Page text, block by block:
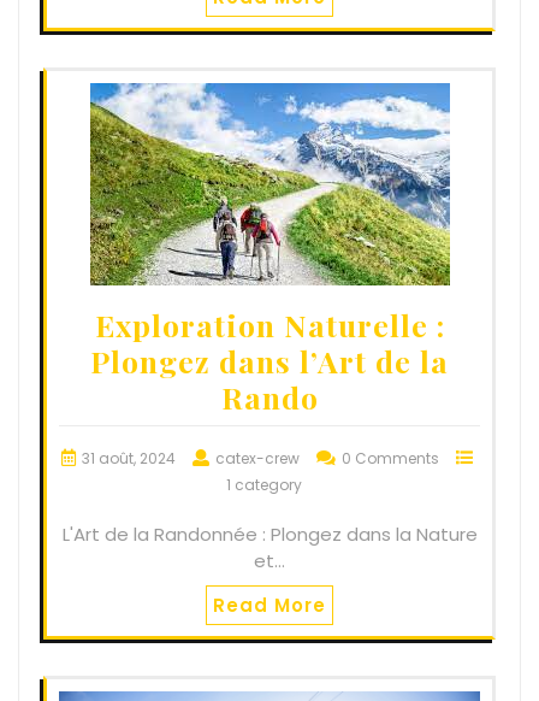
Exploration Naturelle :
Plongez dans l’Art de la
Rando
31 août, 2024 catex-crew
0 Comments
1 category
L'Art de la Randonnée : Plongez dans la Nature
et…
Read More